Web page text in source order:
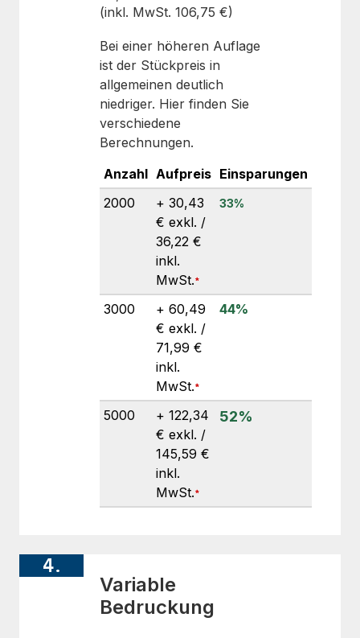
(inkl. MwSt. 106,75 €)
Bei einer höheren Auflage
ist der Stückpreis in
allgemeinen deutlich
niedriger. Hier finden Sie
verschiedene
Berechnungen.
Anzahl Aufpreis Einsparungen
2000
+ 30,43
€ exkl. /
36,22 €
inkl.
MwSt.
33%
3000
+ 60,49
€ exkl. /
71,99 €
inkl.
MwSt.
44%
5000
+ 122,34
€ exkl. /
145,59 €
inkl.
MwSt.
52%
4.
Variable
Bedruckung